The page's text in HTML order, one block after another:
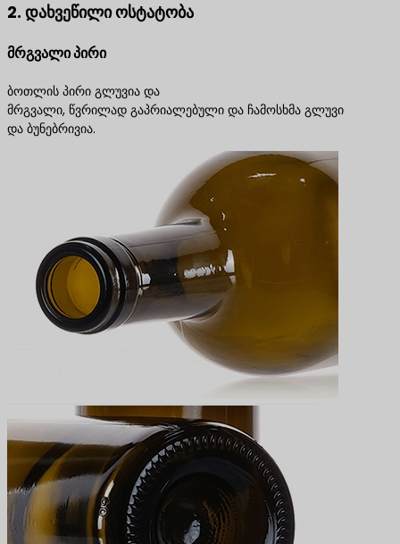
2. დახვეწილი ოსტატობა
მრგვალი პირი
ბოთლის პირი გლუვია და
მრგვალი, წვრილად გაპრიალებული და ჩამოსხმა გლუვი
და ბუნებრივია.